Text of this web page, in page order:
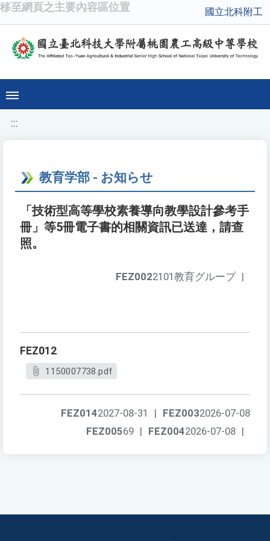
移至網頁之主要內容區位置 國立北科附工
:::
教育学部 - お知らせ
「技術型高等學校素養導向教學設計參考手
冊」等5冊電子書的相關資訊已送達，請查
照。
FEZ0022101教育グループ |
FEZ012
1150007738.pdf
FEZ0032026-07-08
FEZ0142027-08-31
|
FEZ0042026-07-08 |
FEZ00569 |